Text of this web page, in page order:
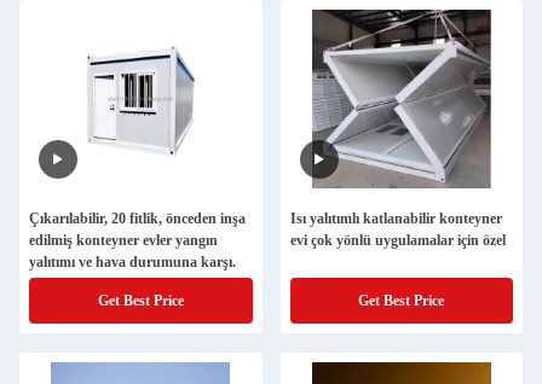
Çıkarılabilir, 20 fitlik, önceden inşa
edilmiş konteyner evler yangın
yalıtımı ve hava durumuna karşı.
Get Best Price
Isı yalıtımlı katlanabilir konteyner
evi çok yönlü uygulamalar için özel
Get Best Price